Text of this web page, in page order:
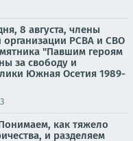
8 августа, члены
организации РСВА и СВО
"Павшим героям
за свободу и
Южная Осетия 1989-
как тяжело
и разделяем